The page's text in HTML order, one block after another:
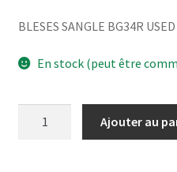
BLESES SANGLE BG34R
En stock (peut être
Ajouter au